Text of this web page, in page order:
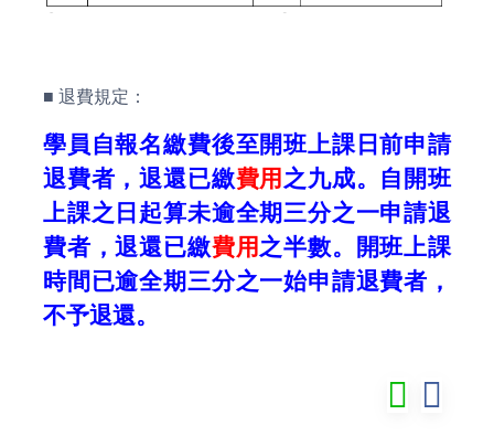
■ 退費規定：
學員自報名繳費後至開班上課日前申請
退費者，退還已繳費用之九成。自開班
上課之日起算未逾全期三分之一申請退
費者，退還已繳費用之半數。開班上課
時間已逾全期三分之一始申請退費者，
不予退還。